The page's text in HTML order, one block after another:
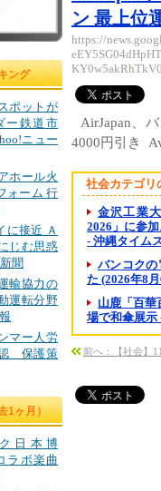
ング
ポットが
ー鉄道市
ニュー
ホール火
ォーム 行
に接近 Ａ
じむ思惑
聞
輸協力の
運転分野
マー人労
保護策
1ヶ月）
日本博
ラボ楽曲
ン 最上位
https://
AirJapan、
4000円引き
社会カテゴリ
金沢工業
2026」に参
- 沖縄タイム
バンコク
た (2026年8
山鹿「百華
場で和傘展示
前へ：【社会】